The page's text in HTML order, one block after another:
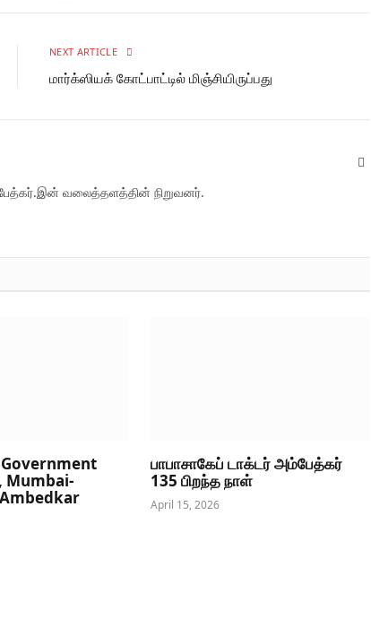
NEXT ARTICLE
மார்க்ஸியக் கோட்பாட்டில் மிஞ்சியிருப்பது
வலைத்தளத்தின் நிறுவனர்.
Government
Mumbai-
பாபாசாகேப் டாக்டர் அம்பேத்கர்
135 பிறந்த நாள்
April 15, 2026